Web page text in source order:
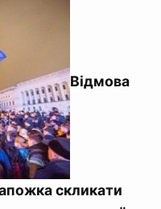
Відмова
скликати